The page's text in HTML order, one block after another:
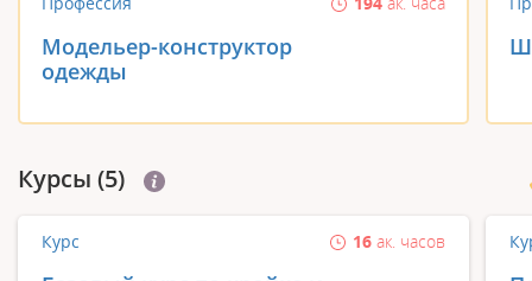
Модельер-конструктор
одежды
Курсы (5)
Курс 16 ак. часов